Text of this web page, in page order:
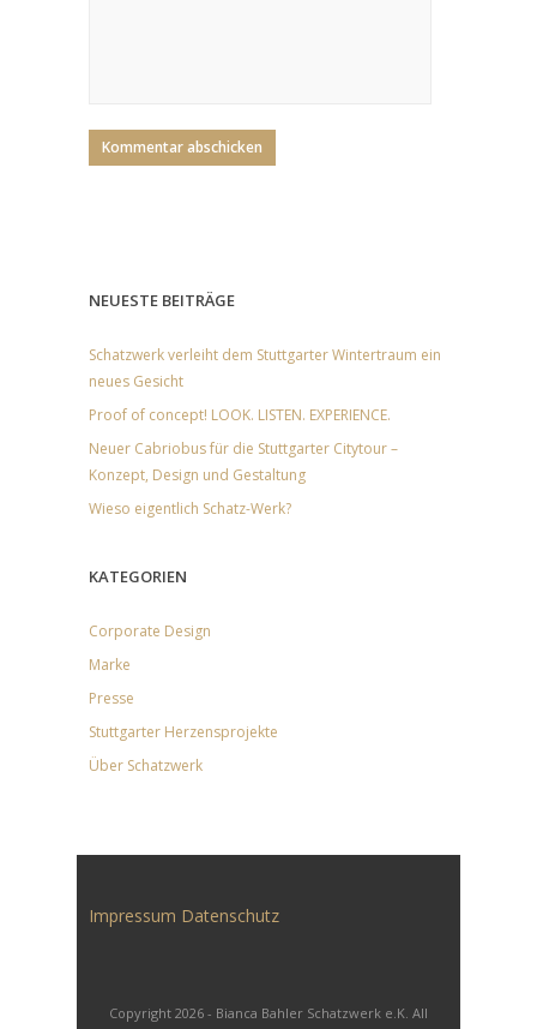
NEUESTE BEITRÄGE
Schatzwerk verleiht dem Stuttgarter Wintertraum ein
neues Gesicht
Proof of concept! LOOK. LISTEN. EXPERIENCE.
Neuer Cabriobus für die Stuttgarter Citytour –
Konzept, Design und Gestaltung
Wieso eigentlich Schatz-Werk?
KATEGORIEN
Corporate Design
Marke
Presse
Stuttgarter Herzensprojekte
Über Schatzwerk
Impressum Datenschutz
Copyright 2026 - Bianca Bahler Schatzwerk e.K. All